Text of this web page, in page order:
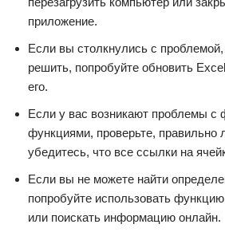
приложение.
Если вы столкнулись с
решить, попробуйте обновить
его.
Если у вас возникают проблемы с
функциями, проверьте, правильно
убедитесь, что все ссылки на
Если вы не можете найти
попробуйте использовать
или поискать информацию онлайн.